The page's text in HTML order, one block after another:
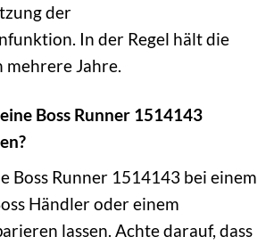
der
In der Regel hält die
Jahre.
Boss Runner 1514143
Boss Runner 1514143 bei einem
Händler oder einem
lassen. Achte darauf, dass